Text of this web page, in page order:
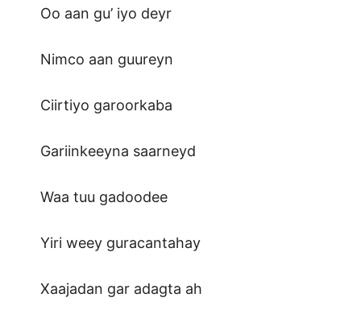
Oo aan gu’ iyo deyr
Nimco aan guureyn
Ciirtiyo garoorkaba
Gariinkeeyna saarneyd
Waa tuu gadoodee
Yiri weey guracantahay
Xaajadan gar adagta ah